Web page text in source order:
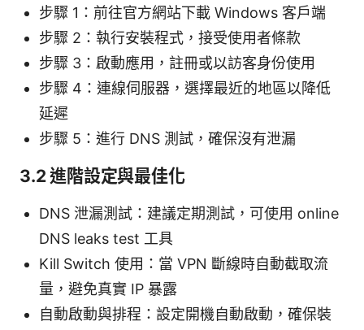
步驟 1：前往官方網站下載 Windows 客戶端
步驟 2：執行安裝程式，接受使用者條款
步驟 3：啟動應用，註冊或以訪客身份使用
步驟 4：連線伺服器，選擇最近的地區以降低
延遲
步驟 5：進行 DNS 測試，確保沒有泄漏
3.2 進階設定與最佳化
DNS 泄漏測試：建議定期測試，可使用 online
DNS leaks test 工具
Kill Switch 使用：當 VPN 斷線時自動截取流
量，避免真實 IP 暴露
自動啟動與排程：設定開機自動啟動，確保裝